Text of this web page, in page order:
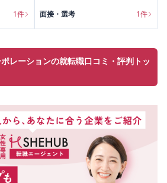
1件 面接・選考 1件
レーションの就転職口コミ・評判トッ